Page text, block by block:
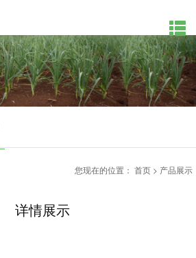
您现在的位置： 首页 > 产品展示
详情展示